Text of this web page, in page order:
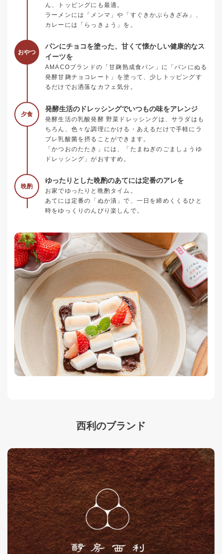
ん、トッピングにも最適。
ラーメンには「メンマ」や「すぐきかぶらきざみ」、
カレーには「らっきょう」を。
おやつ
パンにチョコを塗った、甘くて懐かしい健康的なス
イーツを
AMACOブランドの「甘麹熟成食パン」に「パンにぬる
発酵甘麹チョコレート」を塗って、少しトッピングす
るだけでお洒落なカフェ気分。
夕食
発酵生活のドレッシングでいつもの味をアレンジ
発酵生活の乳酸発酵 野菜ドレッシングは、サラダはも
ちろん、色々な調理にかける・あえるだけで手軽にラ
ブレ乳酸菌を摂ることができます。
「かつおのたたき」には、「たまねぎのごましょうゆ
ドレッシング」がおすすめ。
晩酌
ゆったりとした晩酌のあてには定番のアレを
お家でゆったりと晩酌タイム。
あてには定番の「ぬか漬」で、一日を締めくくるひと
時をゆっくりのんびり楽しんで。
西利のブランド